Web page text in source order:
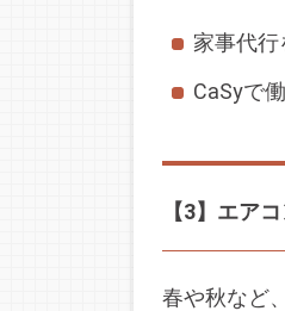
家事代
CaSyで
【3】エア
春や秋など